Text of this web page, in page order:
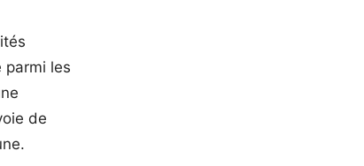
parmi les
de